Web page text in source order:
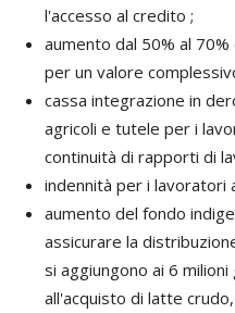
l'accesso al credito ;
aumento dal 50% al
per un valore
cassa integrazione in
agricoli e tutele per i
continuità di rapporti di
indennità per i lavoratori
aumento del fondo
assicurare la
si aggiungono ai 6
all'acquisto di latte